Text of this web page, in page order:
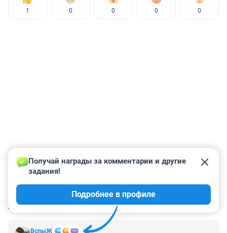
1 0 0 0 0
КОММЕНТАРИИ 58
ВспыЖ
Получай награды за комментарии и другие
задания!
Подробнее в профиле